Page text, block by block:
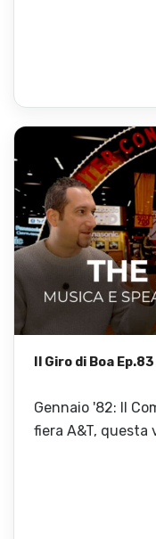
Il Giro di Boa
Gennaio '82: Il
fiera A&T, questa